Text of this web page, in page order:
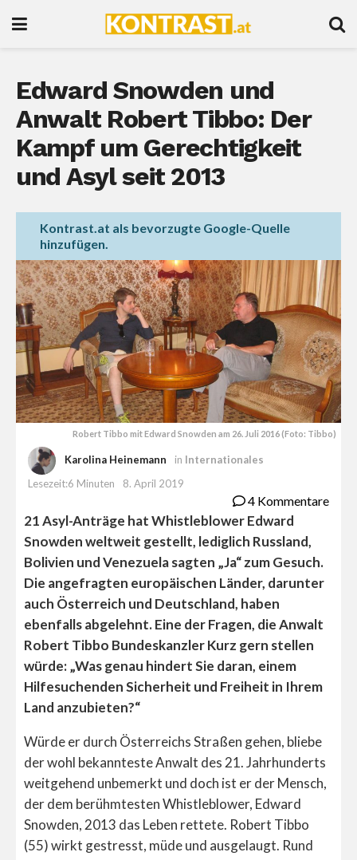
Edward Snowden und
Anwalt Robert Tibbo: Der
Kampf um Gerechtigkeit
und Asyl seit 2013
Kontrast.at als bevorzugte Google-Quelle
hinzufügen.
Robert Tibbo mit Edward Snowden am 26. Juli 2016 (Foto: Tibbo)
Karolina Heinemann in Internationales
Lesezeit:6 Minuten
8. April 2019
4 Kommentare
21 Asyl-Anträge hat Whistleblower Edward
Snowden weltweit gestellt, lediglich Russland,
Bolivien und Venezuela sagten „Ja“ zum Gesuch.
Die angefragten europäischen Länder, darunter
auch Österreich und Deutschland, haben
ebenfalls abgelehnt. Eine der Fragen, die Anwalt
Robert Tibbo Bundeskanzler Kurz gern stellen
würde: „Was genau hindert Sie daran, einem
Hilfesuchenden Sicherheit und Freiheit in Ihrem
Land anzubieten?“
Würde er durch Österreichs Straßen gehen, bliebe
der wohl bekannteste Anwalt des 21. Jahrhunderts
weitgehend unbemerkt und doch ist er der Mensch,
der dem berühmtesten Whistleblower, Edward
Snowden, 2013 das Leben rettete. Robert Tibbo
(55) wirkt gestresst, müde und ausgelaugt. Rund